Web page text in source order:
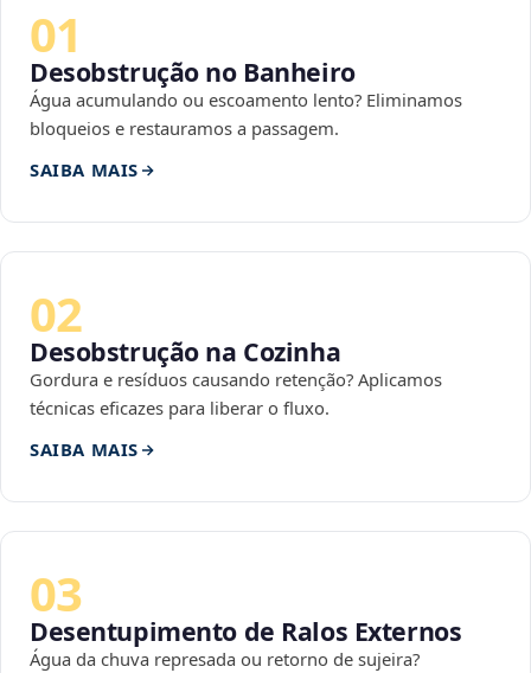
01
Desobstrução no Banheiro
Água acumulando ou escoamento lento? Eliminamos
bloqueios e restauramos a passagem.
SAIBA MAIS
02
Desobstrução na Cozinha
Gordura e resíduos causando retenção? Aplicamos
técnicas eficazes para liberar o fluxo.
SAIBA MAIS
03
Desentupimento de Ralos Externos
Água da chuva represada ou retorno de sujeira?